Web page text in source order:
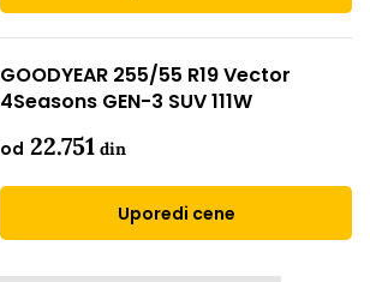
GOODYEAR 255/55 R19 Vector
4Seasons GEN-3 SUV 111W
od 22.751 din
Uporedi cene